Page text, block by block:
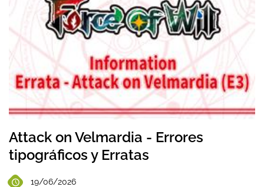
Attack on Velmardia - Errores
tipográficos y Erratas
19/06/2026